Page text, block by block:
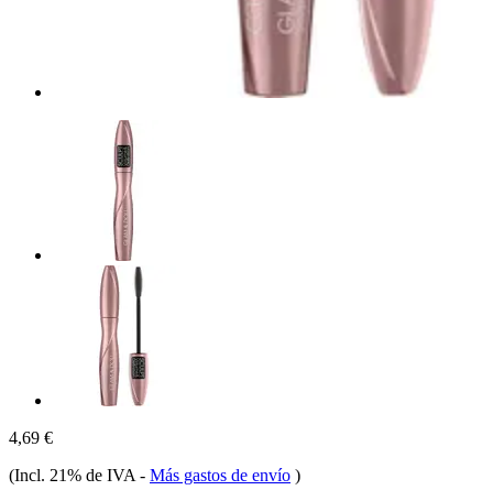
4,69 €
(Incl. 21% de IVA - Más gastos de envío )